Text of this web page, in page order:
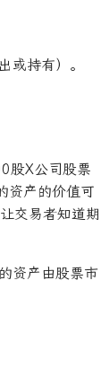
或持有）。
股X公司股票
资产的价值可
交易者知道期
资产由股票市